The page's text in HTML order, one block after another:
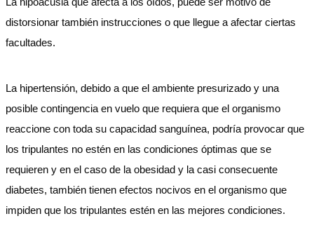
distorsionar también instrucciones o que llegue a afectar ciertas
facultades.
La hipertensión, debido a que el ambiente presurizado y una
posible contingencia en vuelo que requiera que el organismo
reaccione con toda su capacidad sanguínea, podría provocar que
los tripulantes no estén en las condiciones óptimas que se
requieren y en el caso de la obesidad y la casi consecuente
diabetes, también tienen efectos nocivos en el organismo que
impiden que los tripulantes estén en las mejores condiciones.